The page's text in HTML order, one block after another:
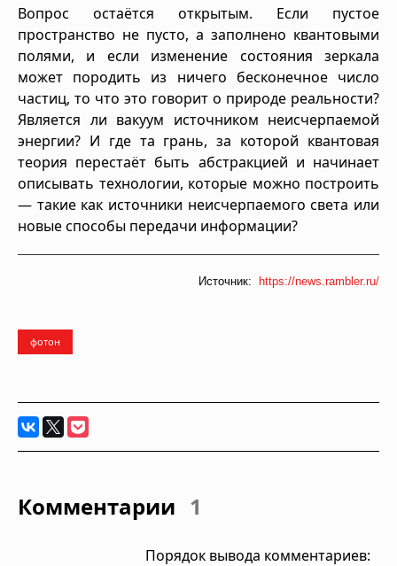
Вопрос остаётся открытым. Если пустое
пространство не пусто, а заполнено квантовыми
полями, и если изменение состояния зеркала
может породить из ничего бесконечное число
частиц, то что это говорит о природе реальности?
Является ли вакуум источником неисчерпаемой
энергии? И где та грань, за которой квантовая
теория перестаёт быть абстракцией и начинает
описывать технологии, которые можно построить
— такие как источники неисчерпаемого света или
новые способы передачи информации?
Источник: https://news.rambler.ru/
фотон
Комментарии 1
Порядок вывода комментариев: